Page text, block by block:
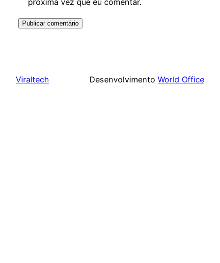
Viraltech Desenvolvimento World Office